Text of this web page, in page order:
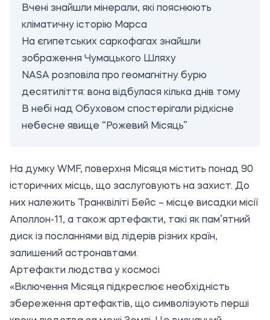
Вчені знайшли мінерали, які пояснюють
кліматичну історію Марса
На єгипетських саркофагах знайшли
зображення Чумацького Шляху
NASA розповіла про геомагнітну бурю
десятиліття: вона відбулася кілька днів тому
В небі над Обуховом спостерігали рідкісне
небесне явище “Рожевий Місяць”
На думку WMF, поверхня Місяця містить понад 90
історичних місць, що заслуговують на захист. До
них належить Транквіліті Бейс – місце висадки місії
Аполлон-11, а також артефакти, такі як пам’ятний
диск із посланнями від лідерів різних країн,
залишений астронавтами.
Артефакти людства у космосі
«Включення Місяця підкреслює необхідність
збереження артефактів, що символізують перші